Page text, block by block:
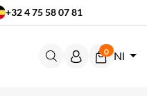
+32 4 75 58 07 81
0 Nl